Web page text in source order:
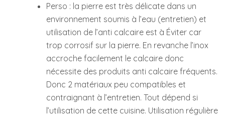
Perso : la pierre est très délicate dans un
environnement soumis à l’eau (entretien) et
utilisation de l’anti calcaire est à Éviter car
trop corrosif sur la pierre. En revanche l’inox
accroche facilement le calcaire donc
nécessite des produits anti calcaire fréquents.
Donc 2 matériaux peu compatibles et
contraignant à l’entretien. Tout dépend si
l’utilisation de cette cuisine. Utilisation régulière